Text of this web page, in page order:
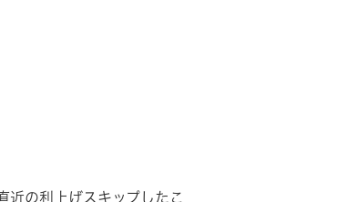
の利上げスキップしたこ